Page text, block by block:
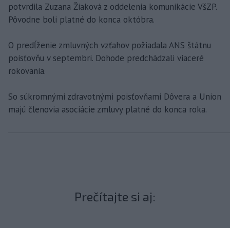
potvrdila Zuzana Žiaková z oddelenia komunikácie VšZP.
Pôvodne boli platné do konca októbra.
O predĺženie zmluvných vzťahov požiadala ANS štátnu
poisťovňu v septembri. Dohode predchádzali viaceré
rokovania.
So súkromnými zdravotnými poisťovňami Dôvera a Union
majú členovia asociácie zmluvy platné do konca roka.
Prečítajte si aj: